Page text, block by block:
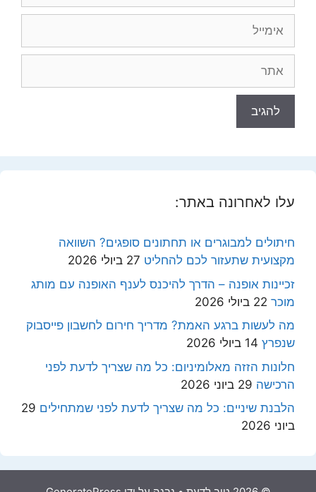
עלו לאחרונה באתר:
חיתולים למבוגרים או תחתונים סופגים? השוואה
מקצועית שתעזור לכם להחליט 27 ביולי 2026
זכיינות אופנה – הדרך להיכנס לענף האופנה עם מותג
מוכר 22 ביולי 2026
מה לעשות ברגע האמת? מדריך חירום לחשבון פייסבוק
שנפרץ 14 ביולי 2026
חלונות הזזה מאלומיניום: כל מה שצריך לדעת לפני
הרכישה 29 ביוני 2026
הלבנת שיניים: כל מה שצריך לדעת לפני שמתחילים 29
ביוני 2026